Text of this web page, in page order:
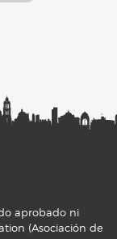
aprobado ni
(Asociación de